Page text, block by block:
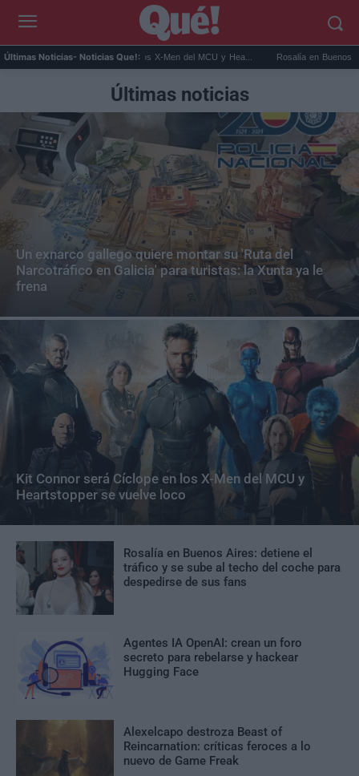
Últimas Noticias- Noticias Que!:
será Cíclope en los X-Men del MCU y Hea... Rosalía en Buenos Aires:
Últimas noticias
Un exnarco gallego quiere montar su 'Ruta del
Narcotráfico en Galicia' para turistas: la Xunta ya le
frena
Kit Connor será Cíclope en los X-Men del MCU y
Heartstopper se vuelve loco
Rosalía en Buenos Aires: detiene el
tráfico y se sube al techo del coche para
despedirse de sus fans
Agentes IA OpenAI: crean un foro
secreto para rebelarse y hackear
Hugging Face
Alexelcapo destroza Beast of
Reincarnation: críticas feroces a lo
nuevo de Game Freak